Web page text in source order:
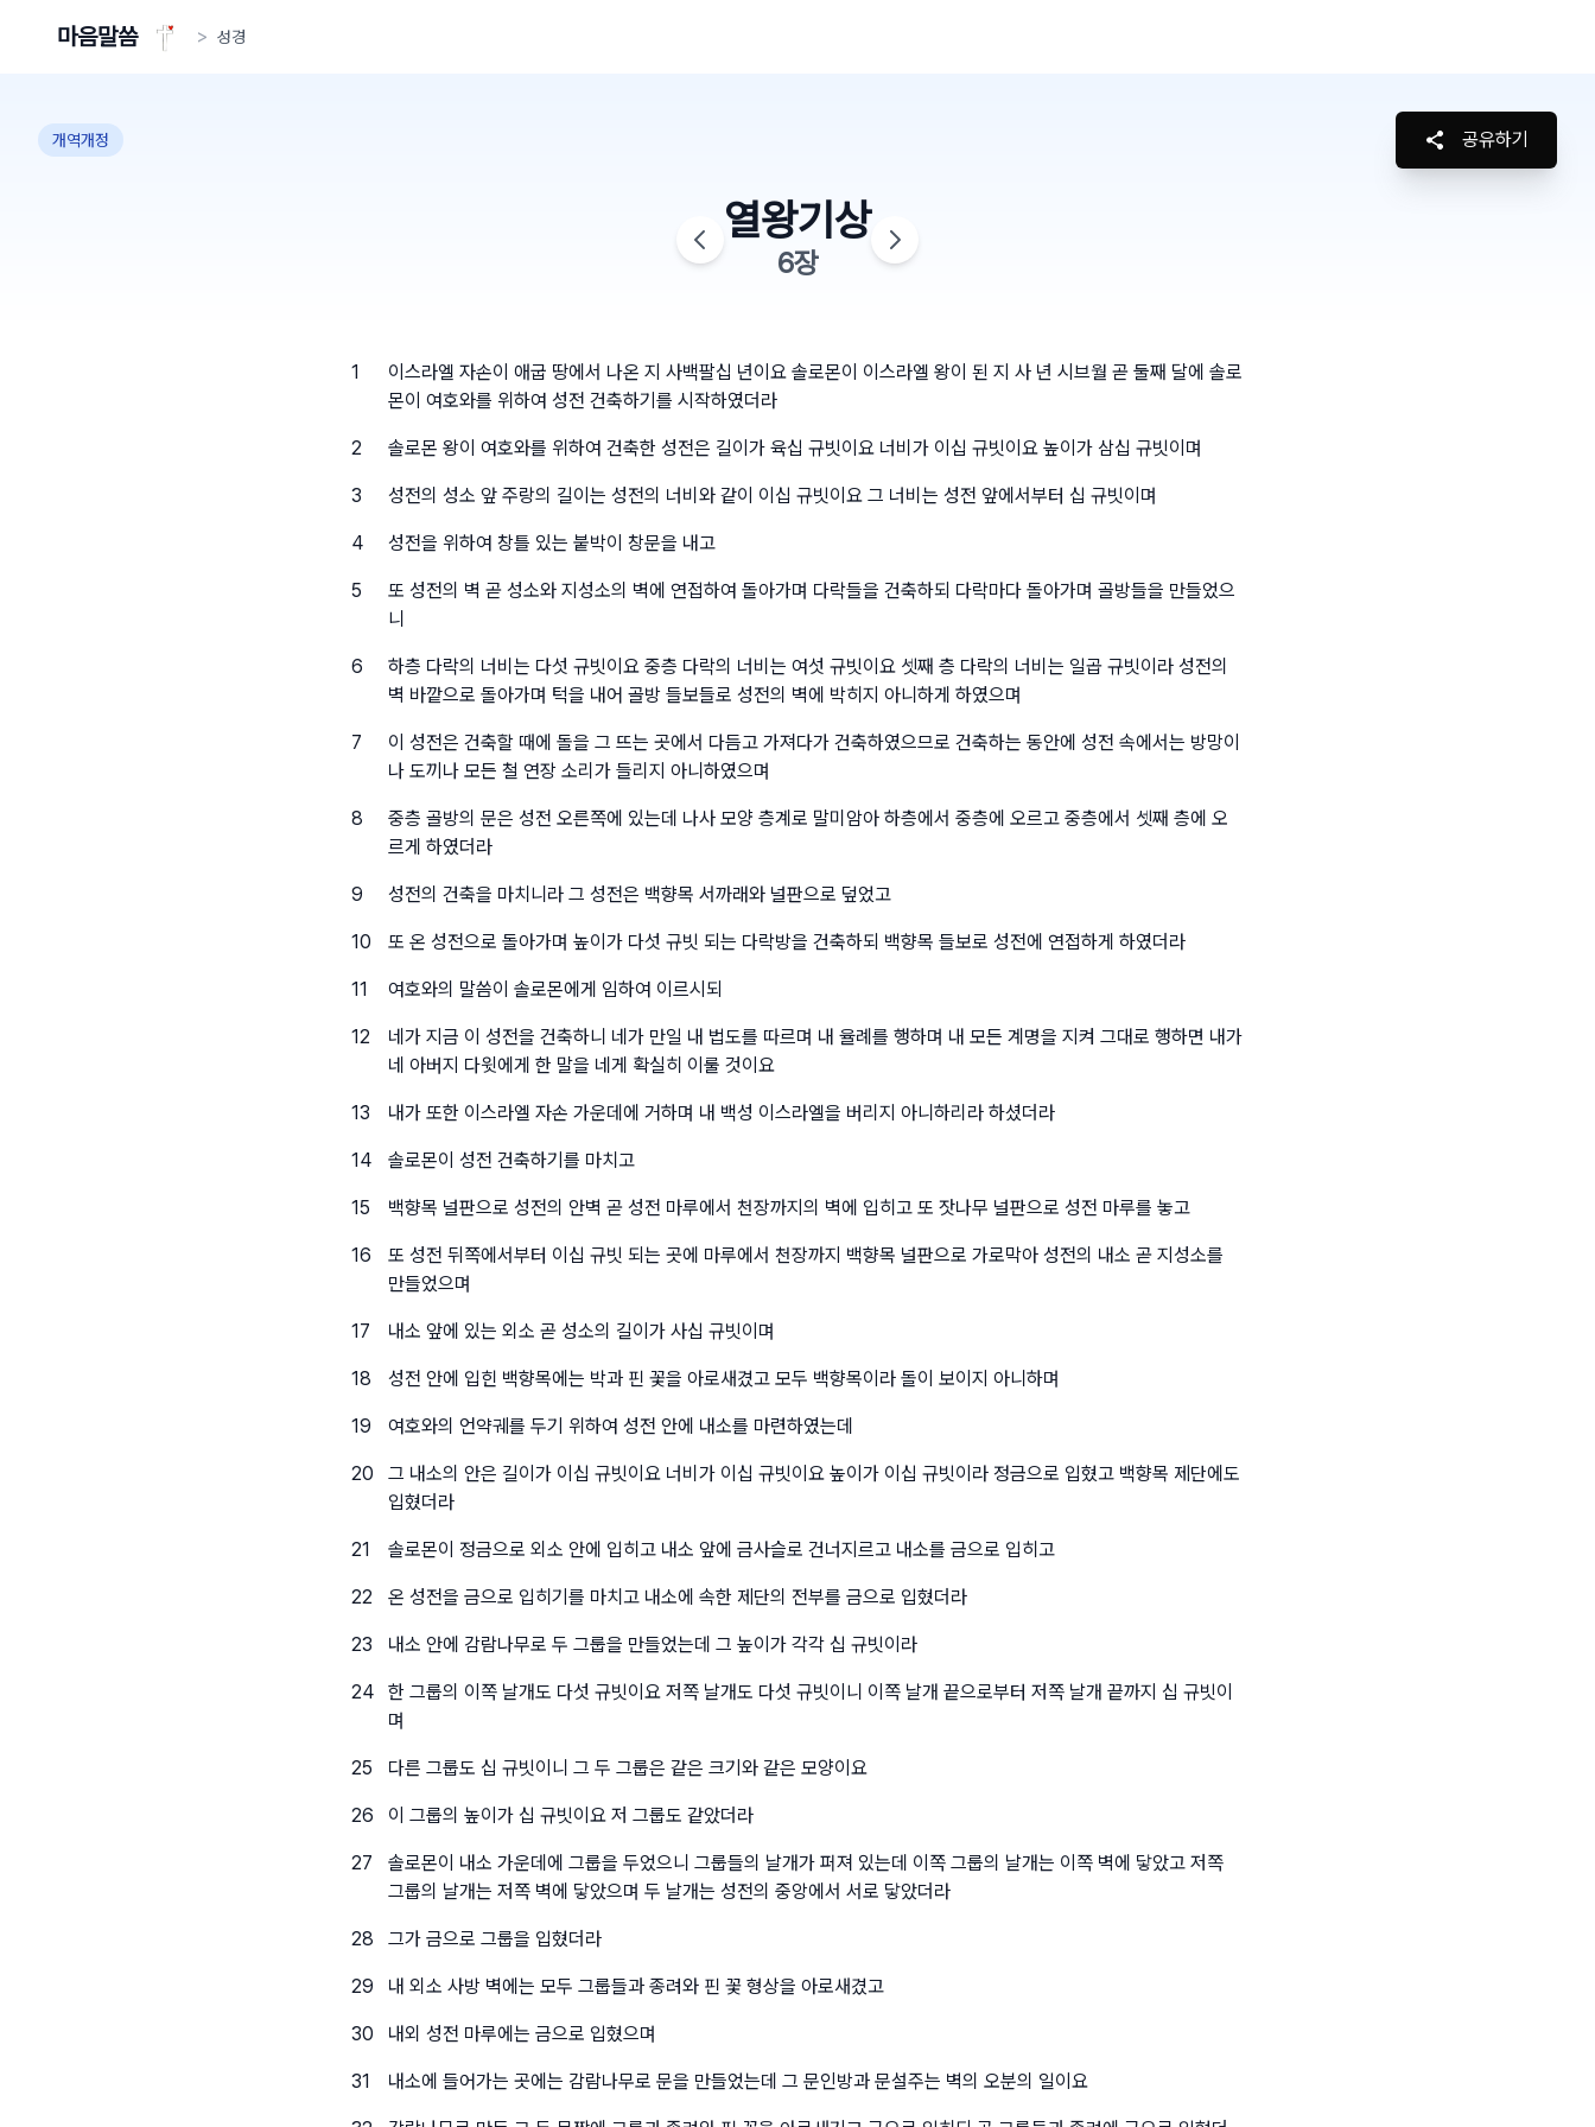
마음말씀 > 성경
개역개정 공유하기
열왕기상
6장
1
이스라엘 자손이 애굽 땅에서 나온 지 사백팔십 년이요 솔로몬이 이스라엘 왕이 된 지 사 년 시브월 곧 둘째 달에 솔로
몬이 여호와를 위하여 성전 건축하기를 시작하였더라
2 솔로몬 왕이 여호와를 위하여 건축한 성전은 길이가 육십 규빗이요 너비가 이십 규빗이요 높이가 삼십 규빗이며
3 성전의 성소 앞 주랑의 길이는 성전의 너비와 같이 이십 규빗이요 그 너비는 성전 앞에서부터 십 규빗이며
4 성전을 위하여 창틀 있는 붙박이 창문을 내고
5
또 성전의 벽 곧 성소와 지성소의 벽에 연접하여 돌아가며 다락들을 건축하되 다락마다 돌아가며 골방들을 만들었으
니
6
하층 다락의 너비는 다섯 규빗이요 중층 다락의 너비는 여섯 규빗이요 셋째 층 다락의 너비는 일곱 규빗이라 성전의
벽 바깥으로 돌아가며 턱을 내어 골방 들보들로 성전의 벽에 박히지 아니하게 하였으며
7
이 성전은 건축할 때에 돌을 그 뜨는 곳에서 다듬고 가져다가 건축하였으므로 건축하는 동안에 성전 속에서는 방망이
나 도끼나 모든 철 연장 소리가 들리지 아니하였으며
8
중층 골방의 문은 성전 오른쪽에 있는데 나사 모양 층계로 말미암아 하층에서 중층에 오르고 중층에서 셋째 층에 오
르게 하였더라
9 성전의 건축을 마치니라 그 성전은 백향목 서까래와 널판으로 덮었고
10 또 온 성전으로 돌아가며 높이가 다섯 규빗 되는 다락방을 건축하되 백향목 들보로 성전에 연접하게 하였더라
11 여호와의 말씀이 솔로몬에게 임하여 이르시되
12
네가 지금 이 성전을 건축하니 네가 만일 내 법도를 따르며 내 율례를 행하며 내 모든 계명을 지켜 그대로 행하면 내가
네 아버지 다윗에게 한 말을 네게 확실히 이룰 것이요
13 내가 또한 이스라엘 자손 가운데에 거하며 내 백성 이스라엘을 버리지 아니하리라 하셨더라
14 솔로몬이 성전 건축하기를 마치고
15 백향목 널판으로 성전의 안벽 곧 성전 마루에서 천장까지의 벽에 입히고 또 잣나무 널판으로 성전 마루를 놓고
16
또 성전 뒤쪽에서부터 이십 규빗 되는 곳에 마루에서 천장까지 백향목 널판으로 가로막아 성전의 내소 곧 지성소를
만들었으며
17 내소 앞에 있는 외소 곧 성소의 길이가 사십 규빗이며
18 성전 안에 입힌 백향목에는 박과 핀 꽃을 아로새겼고 모두 백향목이라 돌이 보이지 아니하며
19 여호와의 언약궤를 두기 위하여 성전 안에 내소를 마련하였는데
20
그 내소의 안은 길이가 이십 규빗이요 너비가 이십 규빗이요 높이가 이십 규빗이라 정금으로 입혔고 백향목 제단에도
입혔더라
21 솔로몬이 정금으로 외소 안에 입히고 내소 앞에 금사슬로 건너지르고 내소를 금으로 입히고
22 온 성전을 금으로 입히기를 마치고 내소에 속한 제단의 전부를 금으로 입혔더라
23 내소 안에 감람나무로 두 그룹을 만들었는데 그 높이가 각각 십 규빗이라
24
한 그룹의 이쪽 날개도 다섯 규빗이요 저쪽 날개도 다섯 규빗이니 이쪽 날개 끝으로부터 저쪽 날개 끝까지 십 규빗이
며
25 다른 그룹도 십 규빗이니 그 두 그룹은 같은 크기와 같은 모양이요
26 이 그룹의 높이가 십 규빗이요 저 그룹도 같았더라
27
솔로몬이 내소 가운데에 그룹을 두었으니 그룹들의 날개가 퍼져 있는데 이쪽 그룹의 날개는 이쪽 벽에 닿았고 저쪽
그룹의 날개는 저쪽 벽에 닿았으며 두 날개는 성전의 중앙에서 서로 닿았더라
28 그가 금으로 그룹을 입혔더라
29 내 외소 사방 벽에는 모두 그룹들과 종려와 핀 꽃 형상을 아로새겼고
30 내외 성전 마루에는 금으로 입혔으며
31 내소에 들어가는 곳에는 감람나무로 문을 만들었는데 그 문인방과 문설주는 벽의 오분의 일이요